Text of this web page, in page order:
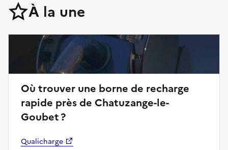
À la une
Où trouver une borne de recharge
rapide près de Chatuzange-le-
Goubet ?
Qualicharge